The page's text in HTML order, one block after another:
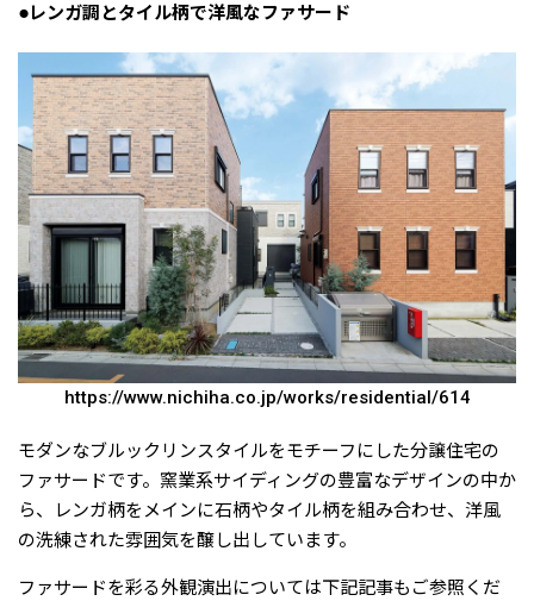
●レンガ調とタイル柄で洋風なファサード
https://www.nichiha.co.jp/works/residential/614
モダンなブルックリンスタイルをモチーフにした分譲住宅の
ファサードです。窯業系サイディングの豊富なデザインの中か
ら、レンガ柄をメインに石柄やタイル柄を組み合わせ、洋風
の洗練された雰囲気を醸し出しています。
ファサードを彩る外観演出については下記記事もご参照くだ